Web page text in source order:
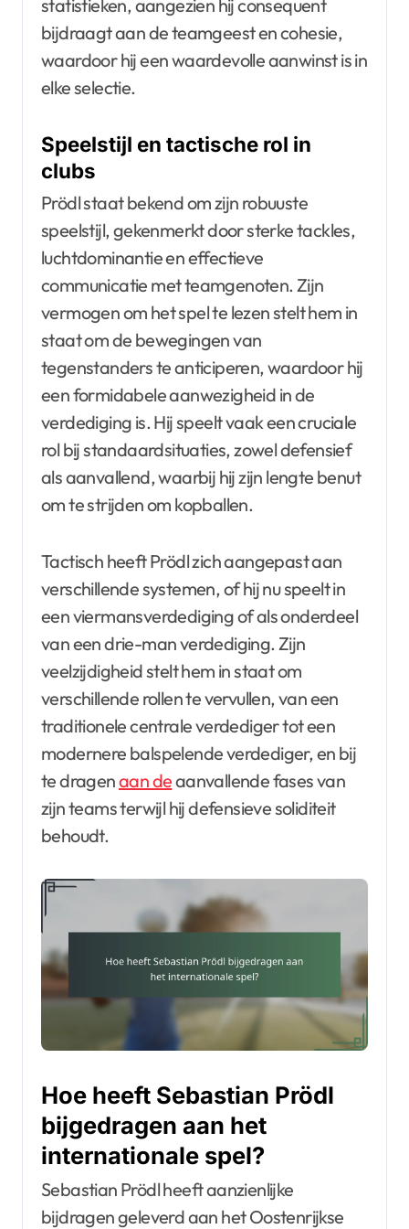
statistieken, aangezien hij consequent
bijdraagt aan de teamgeest en cohesie,
waardoor hij een waardevolle aanwinst is in
elke selectie.
Speelstijl en tactische rol in
clubs
Prödl staat bekend om zijn robuuste
speelstijl, gekenmerkt door sterke tackles,
luchtdominantie en effectieve
communicatie met teamgenoten. Zijn
vermogen om het spel te lezen stelt hem in
staat om de bewegingen van
tegenstanders te anticiperen, waardoor hij
een formidabele aanwezigheid in de
verdediging is. Hij speelt vaak een cruciale
rol bij standaardsituaties, zowel defensief
als aanvallend, waarbij hij zijn lengte benut
om te strijden om kopballen.
Tactisch heeft Prödl zich aangepast aan
verschillende systemen, of hij nu speelt in
een viermansverdediging of als onderdeel
van een drie-man verdediging. Zijn
veelzijdigheid stelt hem in staat om
verschillende rollen te vervullen, van een
traditionele centrale verdediger tot een
modernere balspelende verdediger, en bij
te dragenaan deaanvallende fases van
zijn teams terwijl hij defensieve soliditeit
behoudt.
Hoe heeft Sebastian Prödl
bijgedragen aan het
internationale spel?
Sebastian Prödl heeft aanzienlijke
bijdragen geleverd aan het Oostenrijkse